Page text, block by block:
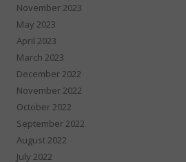
November 2023
May 2023
April 2023
March 2023
December 2022
November 2022
October 2022
September 2022
August 2022
July 2022